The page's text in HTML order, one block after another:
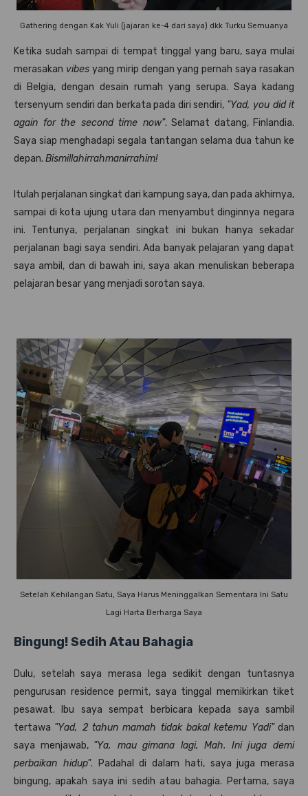
Gathering dengan Kak Yuli (jajaran ke-4 dari saya) dkk Turku Semuanya
Ketika sudah sampai di tempat tinggal yang baru, saya mulai
merasakan vibesyang mirip dengan yang pernah saya rasakan
di Belgia, dengan desain rumah yang serupa. Saya kadang
tersenyum sendiri dan berkata pada diri sendiri, "Yad, you did it
again for the second time now". Selamat datang, Finlandia.
Saya siap menghadapi segala tantangan selama dua tahun ke
depan. Bismillahirrahmanirrahim!
Itulah perjalanan singkat dari kampung saya, dan pada akhirnya,
sampai di kota ujung utara dan menyambut dinginnya negara
ini. Tentunya, perjalanan singkat ini bukan hanya sekadar
perjalanan bagi saya sendiri. Ada banyak pelajaran yang dapat
saya ambil, dan di bawah ini, saya akan menuliskan beberapa
pelajaran besar yang menjadi sorotan saya.
Setelah Kehilangan Satu, Saya Harus Meninggalkan Sementara Ini Satu
Lagi Harta Berharga Saya
Bingung! Sedih Atau Bahagia
Dulu, setelah saya merasa lega sedikit dengan tuntasnya
pengurusan residence permit, saya tinggal memikirkan tiket
pesawat. Ibu saya sempat berbicara kepada saya sambil
tertawa "Yad, 2 tahun mamah tidak bakal ketemu Yadi"dan
saya menjawab, "Ya, mau gimana lagi, Mah. Ini juga demi
perbaikan hidup". Padahal di dalam hati, saya juga merasa
bingung, apakah saya ini sedih atau bahagia. Pertama, saya